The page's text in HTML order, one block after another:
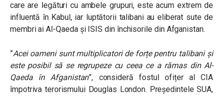
care are legături cu ambele grupuri, este acum extrem de
influentă în Kabul, iar luptătorii talibani au eliberat sute de
membri ai Al-Qaeda și ISIS din închisorile din Afganistan.
”Acei oameni sunt multiplicatori de forțe pentru talibani și
este posibil să se regrupeze cu ceea ce a rămas din Al-
Qaeda în Afganistan”, consideră fostul ofițer al CIA
împotriva terorismului Douglas London. Președintele SUA,